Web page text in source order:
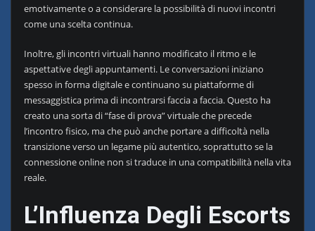
emotivamente o a considerare la possibilità di nuovi incontri
come una scelta continua.
Inoltre, gli incontri virtuali hanno modificato il ritmo e le
aspettative degli appuntamenti. Le conversazioni iniziano
spesso in forma digitale e continuano su piattaforme di
messaggistica prima di incontrarsi faccia a faccia. Questo ha
creato una sorta di “fase di prova” virtuale che precede
l’incontro fisico, ma che può anche portare a difficoltà nella
transizione verso un legame più autentico, soprattutto se la
connessione online non si traduce in una compatibilità nella vita
reale.
L’Influenza Degli Escorts